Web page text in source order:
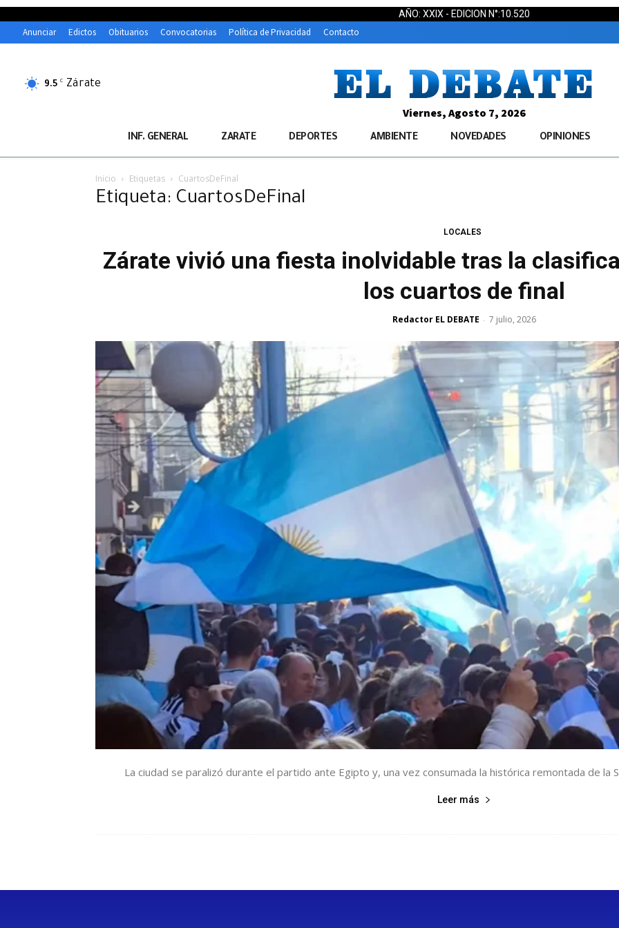
AÑO: XXIX - EDICION N°:10.520
Anunciar Edictos Obituarios Convocatorias Política de Privacidad Contacto
9.5 C Zárate
Viernes, Agosto 7, 2026
INF. GENERAL ZARATE DEPORTES AMBIENTE NOVEDADES OPINIONES
Inicio Etiquetas CuartosDeFinal
Etiqueta: CuartosDeFinal
LOCALES
Zárate vivió una fiesta inolvidable tras la
los cuartos de final
Redactor EL DEBATE - 7 julio, 2026
La ciudad se paralizó durante el partido ante Egipto y, una vez consumada la histórica remontada de la
Leer más